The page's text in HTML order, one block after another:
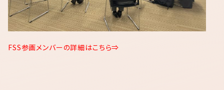
FSS参画メンバーの詳細はこちら⇒